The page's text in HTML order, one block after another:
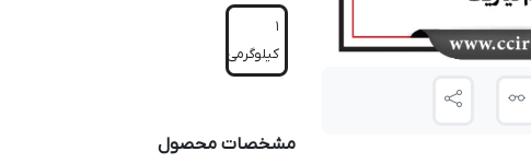
1
کیلوگرمی
مشخصات محصول